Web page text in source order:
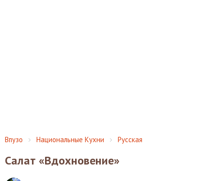
Впузо Национальные Кухни Русская
Салат «Вдохновение»